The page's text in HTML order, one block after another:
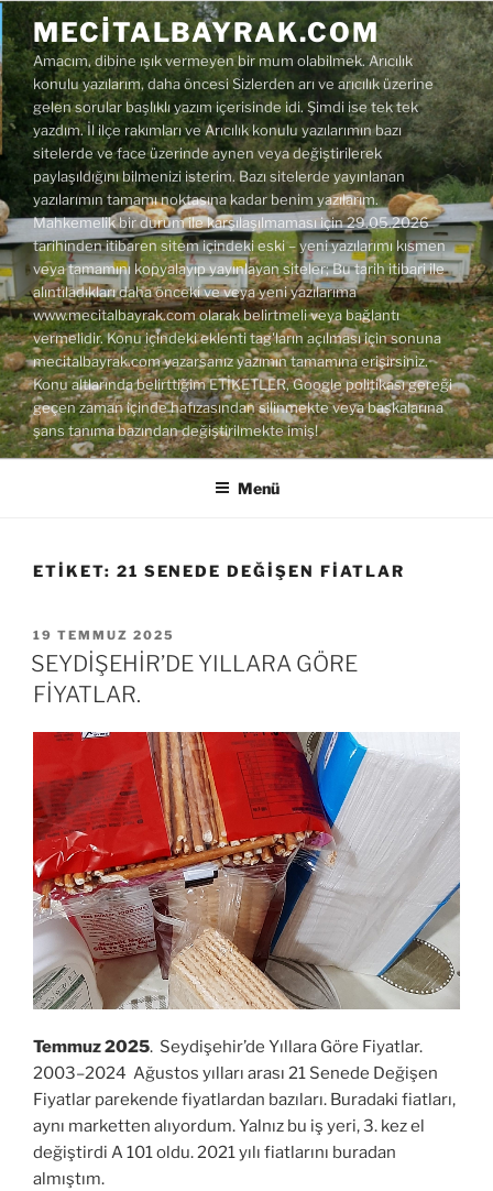
İçeriğe
geç MECITALBAYRAK.COM
Amacım, dibine ışık vermeyen bir mum olabilmek. Arıcılık
konulu yazılarım, daha öncesi Sizlerden arı ve arıcılık üzerine
gelen sorular başlıklı yazım içerisinde idi. Şimdi ise tek tek
yazdım. İl ilçe rakımları ve Arıcılık konulu yazılarımın bazı
sitelerde ve face üzerinde aynen veya değiştirilerek
paylaşıldığını bilmenizi isterim. Bazı sitelerde yayınlanan
yazılarımın tamamı noktasına kadar benim yazılarım.
Mahkemelik bir durum ile karşılaşılmaması için 29.05.2026
tarihinden itibaren sitem içindeki eski – yeni yazılarımı kısmen
veya tamamını kopyalayıp yayınlayan siteler; Bu tarih itibari ile
alıntıladıkları daha önceki ve veya yeni yazılarıma
www.mecitalbayrak.com olarak belirtmeli veya bağlantı
vermelidir. Konu içindeki eklenti tag'ların açılması için sonuna
mecitalbayrak.com yazarsanız yazımın tamamına erişirsiniz.
Konu altlarında belirttiğim ETİKETLER, Google politikası gereği
geçen zaman içinde hafızasından silinmekte veya başkalarına
şans tanıma bazından değiştirilmekte imiş!
Menü
ETIKET: 21 SENEDE DEĞIŞEN FIATLAR
YAYIM
TARIHI
19 TEMMUZ 2025
SEYDİŞEHİR’DE YILLARA GÖRE
FİYATLAR.
Temmuz 2025. Seydişehir’de Yıllara Göre Fiyatlar.
2003–2024 Ağustos yılları arası 21 Senede Değişen
Fiyatlar parekende fiyatlardan bazıları. Buradaki fiatları,
aynı marketten alıyordum. Yalnız bu iş yeri, 3. kez el
değiştirdi A 101 oldu. 2021 yılı fiatlarını buradan
almıştım.